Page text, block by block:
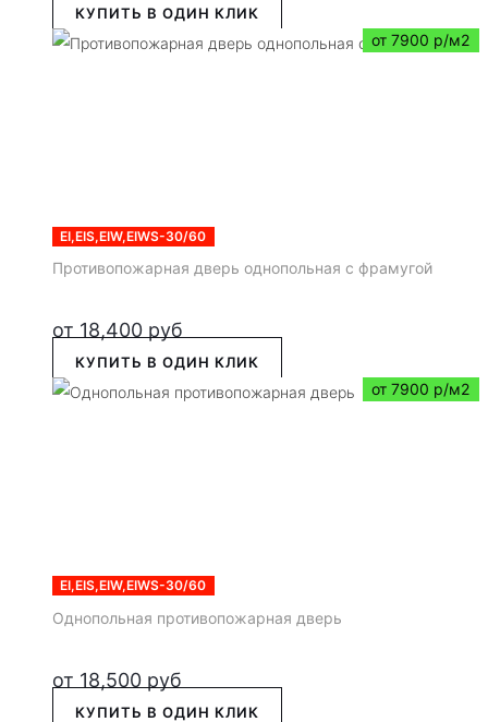
КУПИТЬ В ОДИН КЛИК
от 7900 р/м2
EI,EIS,EIW,EIWS-30/60
Противопожарная дверь однопольная с фрамугой
от 18,400 руб
КУПИТЬ В ОДИН КЛИК
от 7900 р/м2
EI,EIS,EIW,EIWS-30/60
Однопольная противопожарная дверь
от 18,500 руб
КУПИТЬ В ОДИН КЛИК